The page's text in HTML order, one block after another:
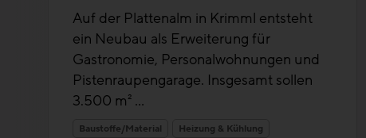
Auf der Plattenalm in Krimml entsteht
ein Neubau als Erweiterung für
Gastronomie, Personalwohnungen und
Pistenraupengarage. Insgesamt sollen
3.500 m² ...
Baustoffe/Material
Heizung & Kühlung